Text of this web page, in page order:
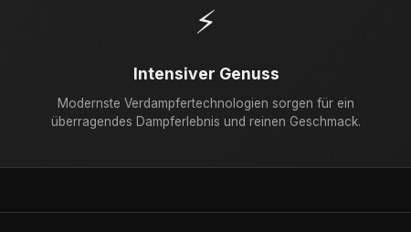
⚡
Intensiver Genuss
Modernste Verdampfertechnologien sorgen für ein
überragendes Dampferlebnis und reinen Geschmack.